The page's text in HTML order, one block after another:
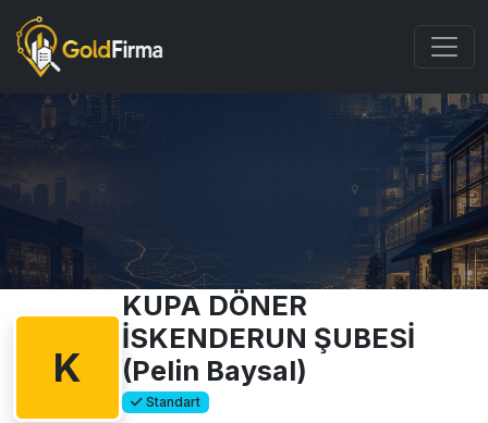
K
KUPA DÖNER
İSKENDERUN ŞUBESİ
(Pelin Baysal)
Standart